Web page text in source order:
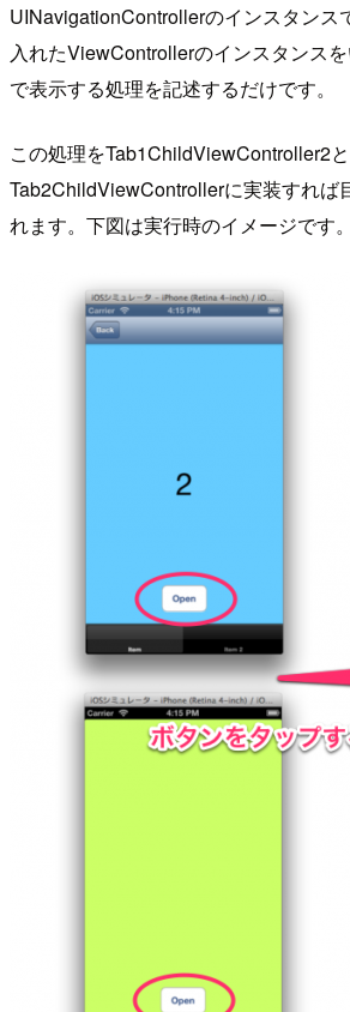
UINavigationControllerのインスタンス
入れたViewControllerのインスタンス
で表示する処理を記述するだけです。
この処理をTab1ChildViewController2と
Tab2ChildViewControllerに実装すれば
れます。下図は実行時のイメージです。